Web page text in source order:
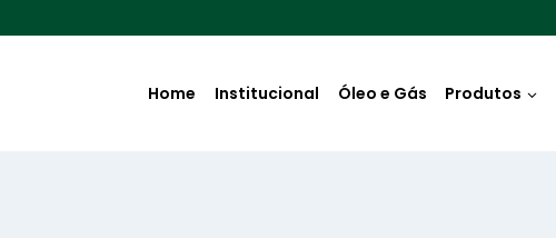
Home Institucional Óleo e Gás Produtos